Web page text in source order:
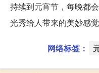
持续到元宵节，每晚都
光秀给人带来的美妙感觉
网络标签：